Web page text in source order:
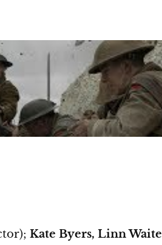
Kate Byers, Linn Waite